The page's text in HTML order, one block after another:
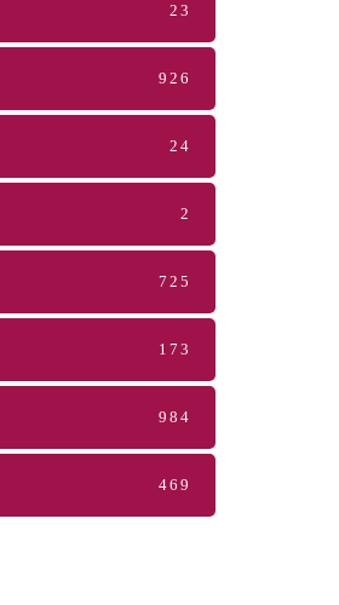
23
926
24
2
725
173
984
469